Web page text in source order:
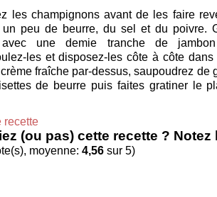
les champignons avant de les faire
peu de beurre, du sel et du poivre.
avec une demie tranche de
les et disposez-les côte à côte
fraîche par-dessus, saupoudrez de
de beurre puis faites gratiner le
recette
(ou pas) cette recette ? Notez
moyenne: 4,56 sur 5)